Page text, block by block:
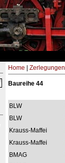
Home Zerlegungen
Baureihe 44
BLW
BLW
Krauss-Maffei
Krauss-Maffei
BMAG